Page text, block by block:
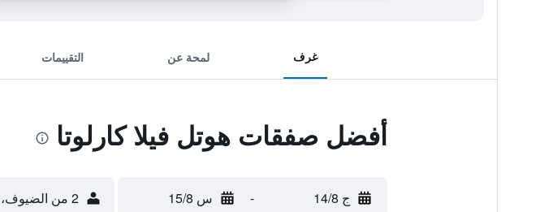
غرف لمحة عن التقييمات
أفضل صفقات هوتل فيلا كارلوتا
ج 14/8 - س 15/8 2 من الضيوف، غرفة واحدة